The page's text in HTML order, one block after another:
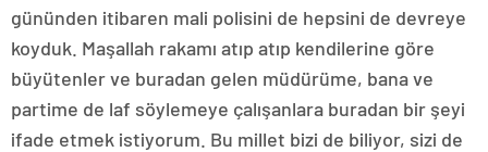
gününden itibaren mali polisini de hepsini de devreye
koyduk. Maşallah rakamı atıp atıp kendilerine göre
büyütenler ve buradan gelen müdürüme, bana ve
partime de laf söylemeye çalışanlara buradan bir şeyi
ifade etmek istiyorum. Bu millet bizi de biliyor, sizi de